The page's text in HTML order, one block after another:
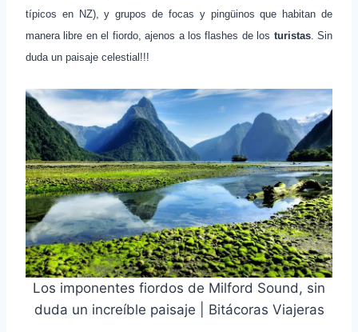
típicos en NZ), y grupos de focas y pingüinos que habitan de
manera libre en el fiordo, ajenos a los flashes de los turistas. Sin
duda un paisaje celestial!!!
Los imponentes fiordos de Milford Sound, sin
duda un increíble paisaje | Bitácoras Viajeras